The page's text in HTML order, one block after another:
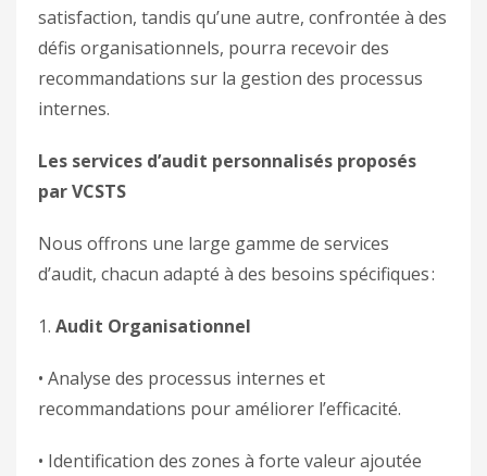
satisfaction, tandis qu’une autre, confrontée à des
défis organisationnels, pourra recevoir des
recommandations sur la gestion des processus
internes.
Les services d’audit personnalisés proposés
par VCSTS
Nous offrons une large gamme de services
d’audit, chacun adapté à des besoins spécifiques :
1. Audit Organisationnel
• Analyse des processus internes et
recommandations pour améliorer l’efficacité.
• Identification des zones à forte valeur ajoutée